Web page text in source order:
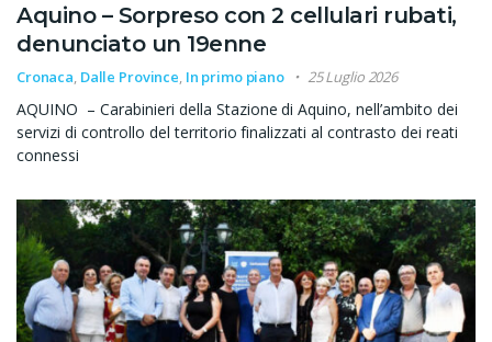
Aquino – Sorpreso con 2 cellulari rubati,
denunciato un 19enne
Cronaca, Dalle Province, In primo piano 25 Luglio 2026
AQUINO – Carabinieri della Stazione di Aquino, nell’ambito dei
servizi di controllo del territorio finalizzati al contrasto dei reati
connessi